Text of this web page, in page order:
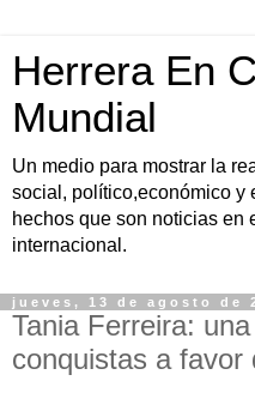
Herrera En
Mundial
Un medio para mostrar la
social, político,económico y
hechos que son noticias en
internacional.
jueves, 13 de agosto de
Tania Ferreira:
conquistas a favor